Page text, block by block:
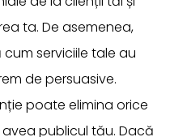
ta. De asemenea,
serviciile tale au
de persuasive.
poate elimina orice
publicul tău. Dacă